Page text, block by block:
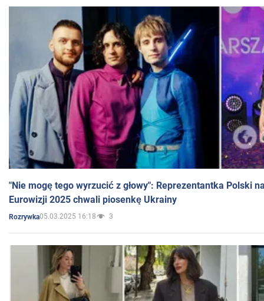
"Nie mogę tego wyrzucić z głowy": Reprezentantka Polski
Eurowizji 2025 chwali piosenkę Ukrainy
Rozrywka05.03.2025 16:18 3